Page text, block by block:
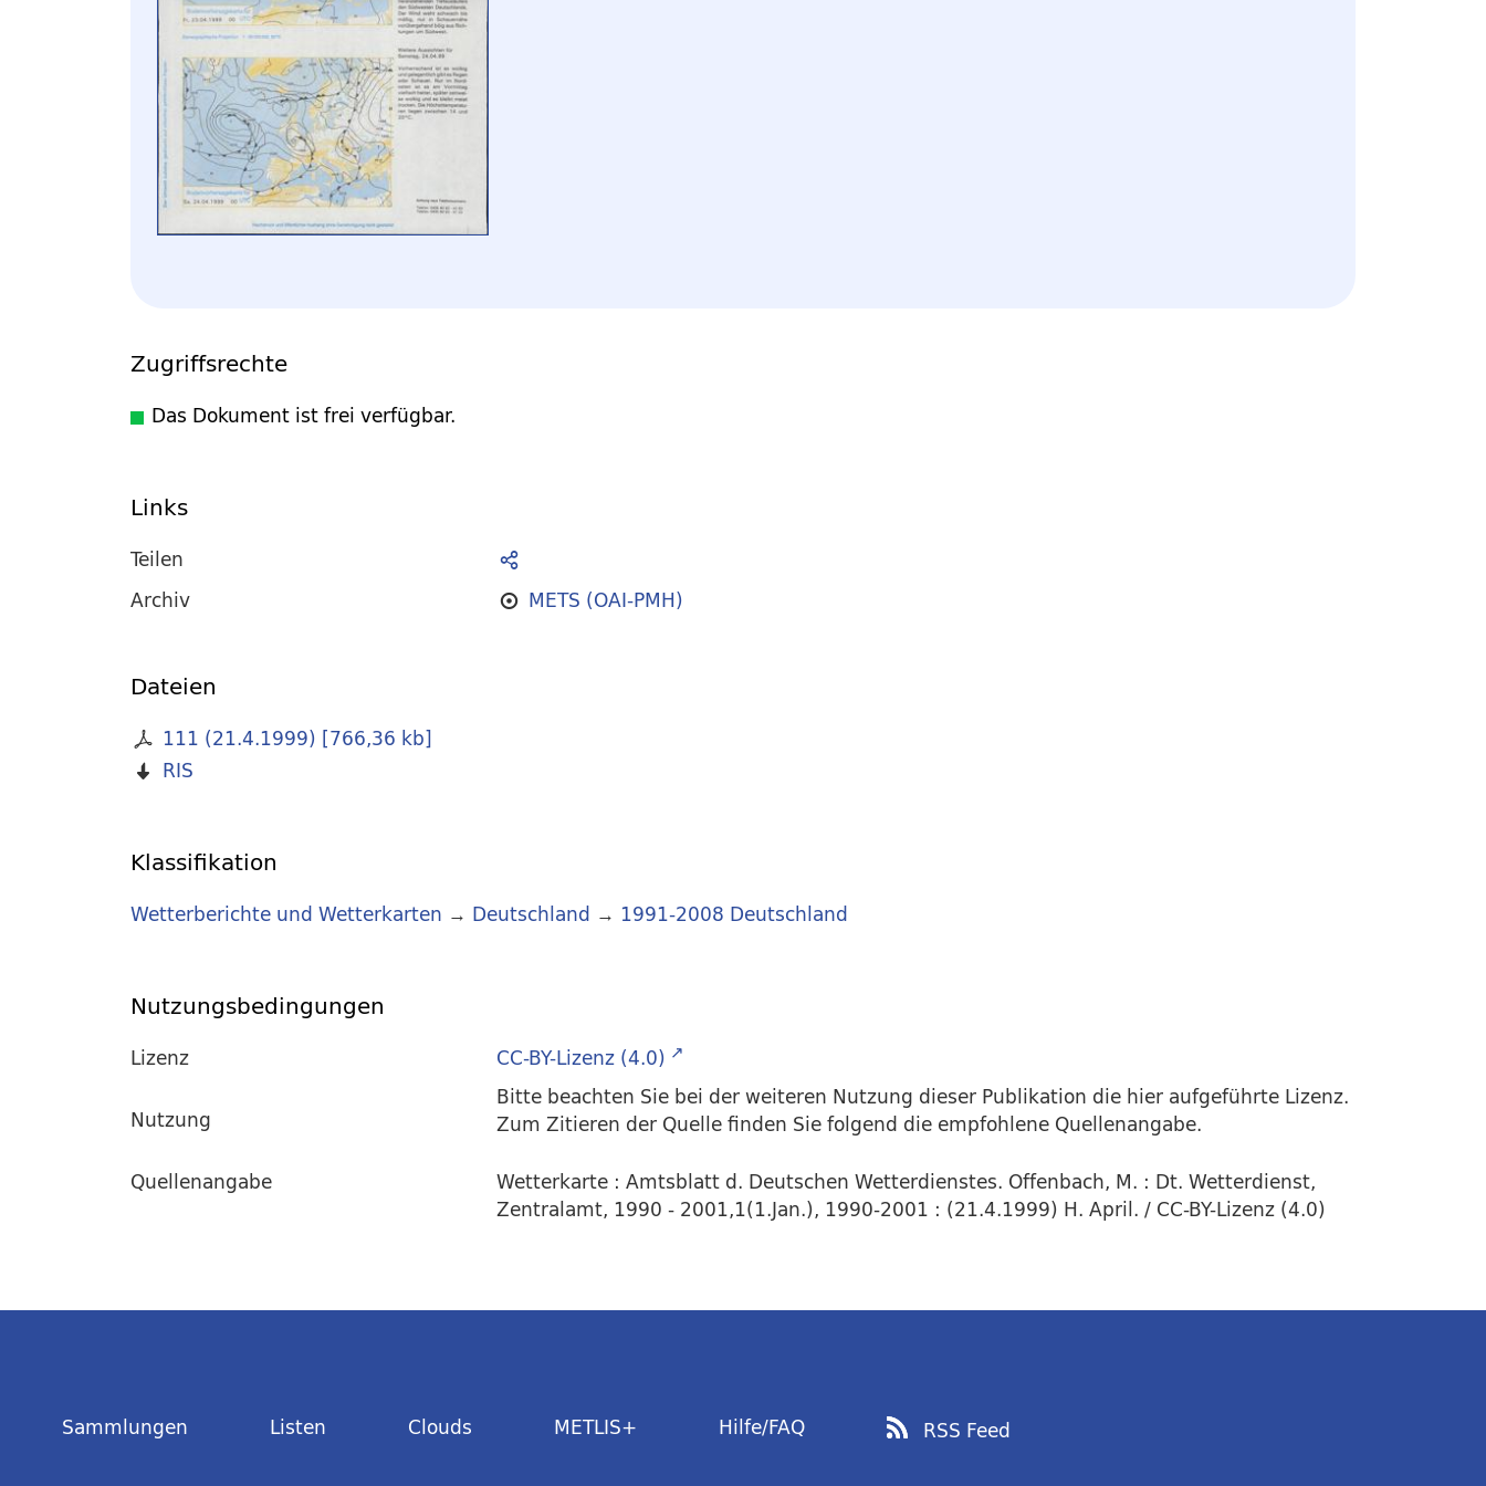
Zugriffsrechte
Das Dokument ist frei verfügbar.
Links
Teilen
Archiv
METS (OAI-PMH)
Dateien
111 (21.4.1999) [766,36 kb]
RIS
Klassifikation
Wetterberichte und Wetterkarten → Deutschland → 1991-2008 Deutschland
Nutzungsbedingungen
Lizenz
CC-BY-Lizenz (4.0)
Nutzung
Bitte beachten Sie bei der weiteren Nutzung dieser Publikation die hier aufgeführte Lizenz.
Zum Zitieren der Quelle finden Sie folgend die empfohlene Quellenangabe.
Quellenangabe
Wetterkarte : Amtsblatt d. Deutschen Wetterdienstes. Offenbach, M. : Dt. Wetterdienst,
Zentralamt, 1990 - 2001,1(1.Jan.), 1990-2001 : (21.4.1999) H. April. / CC-BY-Lizenz (4.0)
Sammlungen Listen Clouds METLIS+ Hilfe/FAQ RSS Feed